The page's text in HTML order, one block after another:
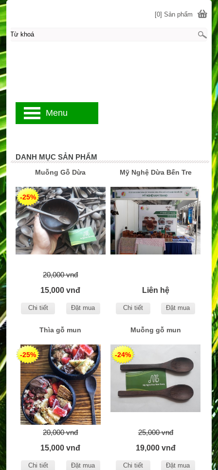
DANH MỤC SẢN PHẨM
Muỗng Gỗ Dừa
-25%
20,000 vnđ
15,000 vnđ
Chi tiết Đặt mua
Mỹ Nghệ Dừa Bến Tre
Liên hệ
Chi tiết Đặt mua
Thìa gỗ mun
-25%
20,000 vnđ
15,000 vnđ
Chi tiết Đặt mua
Muỗng gỗ mun
-24%
25,000 vnđ
19,000 vnđ
Chi tiết Đặt mua
[0] Sản phẩm
Menu